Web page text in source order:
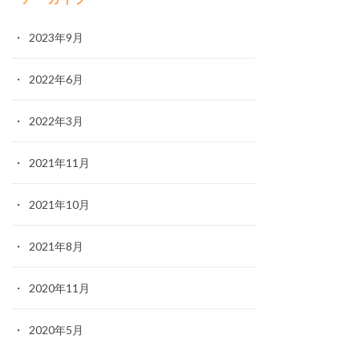
2023年9月
2022年6月
2022年3月
2021年11月
2021年10月
2021年8月
2020年11月
2020年5月